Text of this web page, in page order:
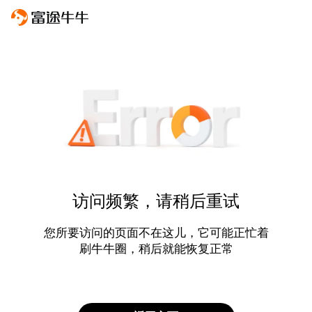
访问频繁，请稍后重试
您所要访问的页面不在这儿，它可能正忙着
刷牛牛圈，稍后就能恢复正常